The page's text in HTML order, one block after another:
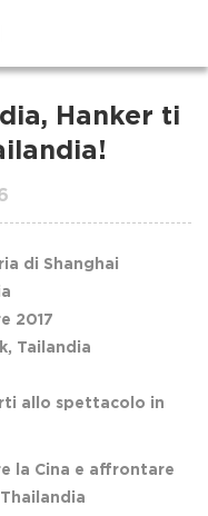
Hanker ti
di Shanghai
2017
Tailandia
allo spettacolo in
la Cina e affrontare